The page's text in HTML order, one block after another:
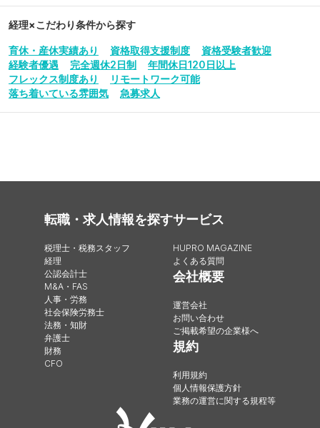
経理×こだわり条件から探す
育休・産休実績あり 資格取得支援制度
資格受験者歓迎
経験者優遇
完全週休2日制
年間休日120日以上
フレックス制度あり
リモートワーク可能
落ち着いている雰囲気
急募求人
転職・求人情報を探す
税理士・税務スタッフ
経理
公認会計士
M&A・FAS
人事・労務
社会保険労務士
法務・知財
弁護士
財務
CFO
サービス
HUPRO MAGAZINE
よくある質問
会社概要
運営会社
お問い合わせ
ご掲載希望の企業様へ
規約
利用規約
個人情報保護方針
業務の運営に関する規程等